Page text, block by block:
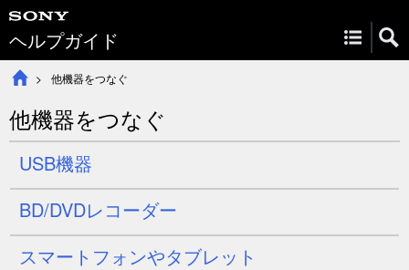
ヘルプガイド
他機器をつなぐ
他機器をつなぐ
USB機器
BD/DVDレコーダー
スマートフォンやタブレット